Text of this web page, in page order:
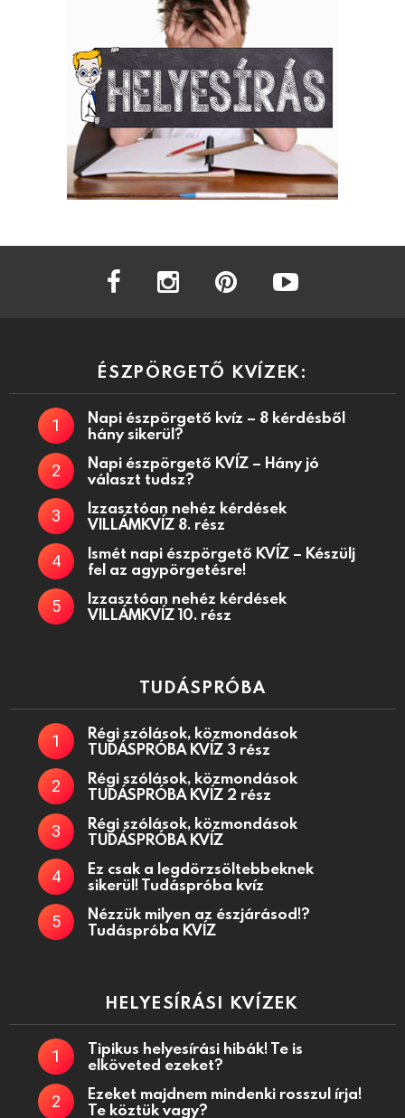
facebook instagram
ÉSZPÖRGETŐ KVÍZEK:
Napi észpörgető kvíz – 8 kérdésből
hány sikerül?
Napi észpörgető KVÍZ – Hány jó
választ tudsz?
Izzasztóan nehéz kérdések
VILLÁMKVÍZ 8. rész
Ismét napi észpörgető KVÍZ – Készülj
fel az agypörgetésre!
Izzasztóan nehéz kérdések
VILLÁMKVÍZ 10. rész
TUDÁSPRÓBA
Régi szólások, közmondások
TUDÁSPRÓBA KVÍZ 3 rész
Régi szólások, közmondások
TUDÁSPRÓBA KVÍZ 2 rész
Régi szólások, közmondások
TUDÁSPRÓBA KVÍZ
Ez csak a legdörzsöltebbeknek
sikerül! Tudáspróba kvíz
Nézzük milyen az észjárásod!?
Tudáspróba KVÍZ
HELYESÍRÁSI KVÍZEK
Tipikus helyesírási hibák! Te is
elköveted ezeket?
Ezeket majdnem mindenki rosszul írja!
Te köztük vagy?